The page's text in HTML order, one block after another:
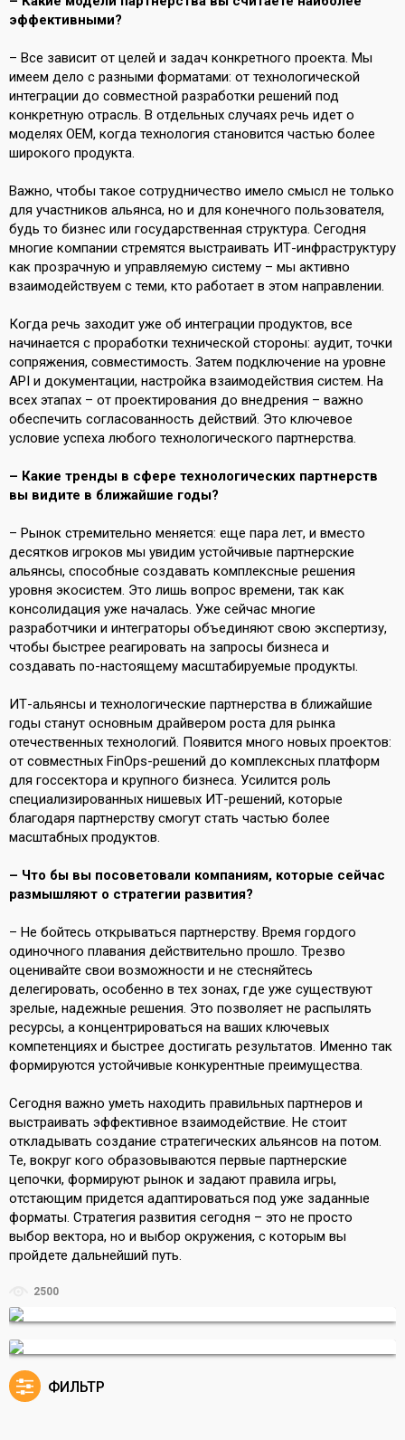
эффективными?
– Все зависит от целей и задач конкретного проекта. Мы
имеем дело с разными форматами: от технологической
интеграции до совместной разработки решений под
конкретную отрасль. В отдельных случаях речь идет о
моделях OEM, когда технология становится частью более
широкого продукта.
Важно, чтобы такое сотрудничество имело смысл не только
для участников альянса, но и для конечного пользователя,
будь то бизнес или государственная структура. Сегодня
многие компании стремятся выстраивать ИТ-инфраструктуру
как прозрачную и управляемую систему – мы активно
взаимодействуем с теми, кто работает в этом направлении.
Когда речь заходит уже об интеграции продуктов, все
начинается с проработки технической стороны: аудит, точки
сопряжения, совместимость. Затем подключение на уровне
API и документации, настройка взаимодействия систем. На
всех этапах – от проектирования до внедрения – важно
обеспечить согласованность действий. Это ключевое
условие успеха любого технологического партнерства.
– Какие тренды в сфере технологических партнерств
вы видите в ближайшие годы?
– Рынок стремительно меняется: еще пара лет, и вместо
десятков игроков мы увидим устойчивые партнерские
альянсы, способные создавать комплексные решения
уровня экосистем. Это лишь вопрос времени, так как
консолидация уже началась. Уже сейчас многие
разработчики и интеграторы объединяют свою экспертизу,
чтобы быстрее реагировать на запросы бизнеса и
создавать по-настоящему масштабируемые продукты.
ИТ-альянсы и технологические партнерства в ближайшие
годы станут основным драйвером роста для рынка
отечественных технологий. Появится много новых проектов:
от совместных FinOps-решений до комплексных платформ
для госсектора и крупного бизнеса. Усилится роль
специализированных нишевых ИТ-решений, которые
благодаря партнерству смогут стать частью более
масштабных продуктов.
– Что бы вы посоветовали компаниям, которые сейчас
размышляют о стратегии развития?
– Не бойтесь открываться партнерству. Время гордого
одиночного плавания действительно прошло. Трезво
оценивайте свои возможности и не стесняйтесь
делегировать, особенно в тех зонах, где уже существуют
зрелые, надежные решения. Это позволяет не распылять
ресурсы, а концентрироваться на ваших ключевых
компетенциях и быстрее достигать результатов. Именно так
формируются устойчивые конкурентные преимущества.
Сегодня важно уметь находить правильных партнеров и
выстраивать эффективное взаимодействие. Не стоит
откладывать создание стратегических альянсов на потом.
Те, вокруг кого образовываются первые партнерские
цепочки, формируют рынок и задают правила игры,
отстающим придется адаптироваться под уже заданные
форматы. Стратегия развития сегодня – это не просто
выбор вектора, но и выбор окружения, с которым вы
пройдете дальнейший путь.
2500
ФИЛЬТР